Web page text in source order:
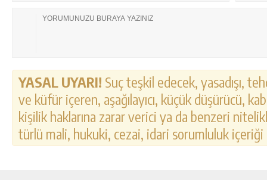
YASAL UYARI! Suç teşkil edecek, yasadışı,
ve küfür içeren, aşağılayıcı, küçük düşürücü,
kişilik haklarına zarar verici ya da benzeri
türlü mali, hukuki, cezai, idari sorumluluk